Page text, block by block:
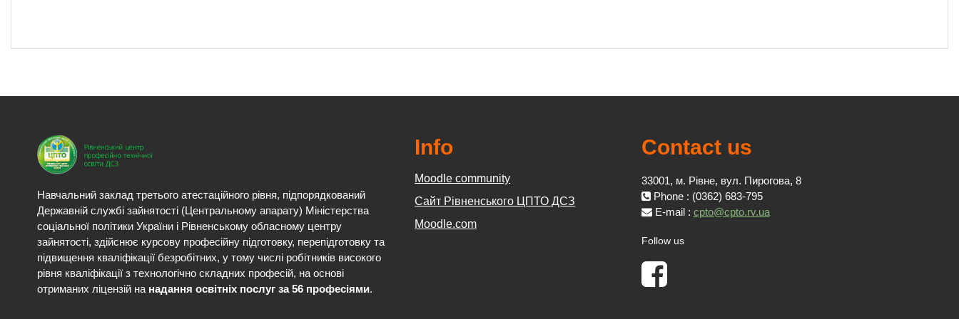
Навчальний заклад третього атестаційного рівня, підпорядкований
Державній службі зайнятості (Центральному апарату) Міністерства
соціальної політики України і Рівненському обласному центру
зайнятості, здійснює курсову професійну підготовку, перепідготовку та
підвищення кваліфікації безробітних, у тому числі робітників високого
рівня кваліфікації з технологічно складних професій, на основі
отриманих ліцензій на надання освітніх послуг за 56 професіями.
Info
Moodle community
Сайт Рівненського ЦПТО ДСЗ
Moodle.com
Contact us
33001, м. Рівне, вул. Пирогова, 8
Phone : (0362) 683-795
E-mail : cpto@cpto.rv.ua
Follow us